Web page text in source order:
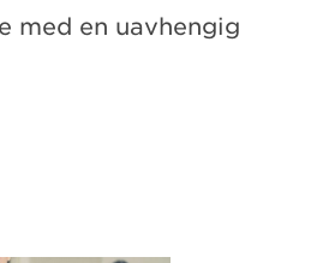
med en uavhengig